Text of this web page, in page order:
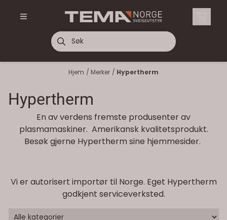
Hjem / Merker / Hypertherm
Hypertherm
En av verdens fremste produsenter av
plasmamaskiner. Amerikansk kvalitetsprodukt.
Besøk gjerne Hypertherm sine hjemmesider.
Vi er autorisert importør til Norge. Eget Hypertherm
godkjent serviceverksted.